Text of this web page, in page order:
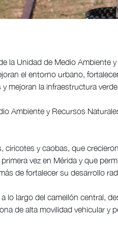
la Unidad de Medio Ambiente
el entorno urbano,
mejoran la infraestructura
Ambiente y Recursos
y caobas, que
vez en Mérida y que
de fortalecer su desarrollo
lo largo del camellón central,
de alta movilidad vehicular y